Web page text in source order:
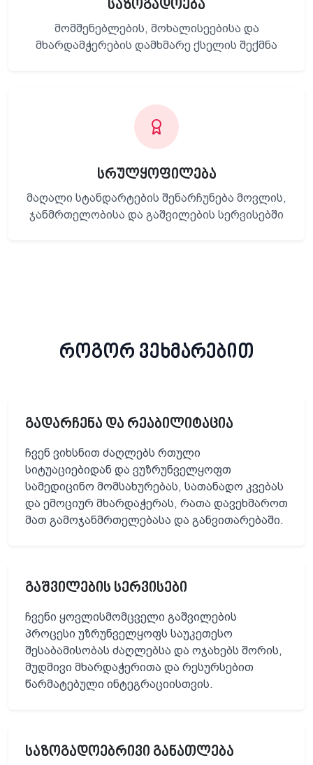
საზოგადოება
მომშენებლების, მოხალისეებისა და
მხარდამჭერების დამხმარე ქსელის შექმნა
სრულყოფილება
მაღალი სტანდარტების შენარჩუნება მოვლის,
ჯანმრთელობისა და გაშვილების სერვისებში
როგორ ვეხმარებით
გადარჩენა და რეაბილიტაცია
ჩვენ ვიხსნით ძაღლებს რთული
სიტუაციებიდან და ვუზრუნველყოფთ
სამედიცინო მომსახურებას, სათანადო კვებას
და ემოციურ მხარდაჭერას, რათა დავეხმაროთ
მათ გამოჯანმრთელებასა და განვითარებაში.
გაშვილების სერვისები
ჩვენი ყოვლისმომცველი გაშვილების
პროცესი უზრუნველყოფს საუკეთესო
შესაბამისობას ძაღლებსა და ოჯახებს შორის,
მუდმივი მხარდაჭერითა და რესურსებით
წარმატებული ინტეგრაციისთვის.
საზოგადოებრივი განათლება